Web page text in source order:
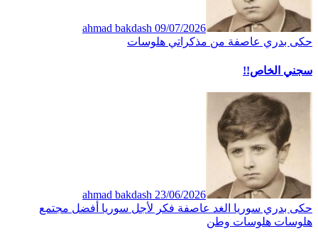
ahmad bakdash 09/07/2026
حكى بدري عاصفة من مذكراتي هلوسات
سجني الخاص!!
ahmad bakdash 23/06/2026
حكى بدري سوريا الغد عاصفة فكر لأجل سوريا أفضل مجتمع
هلوسات هلوسات وطن